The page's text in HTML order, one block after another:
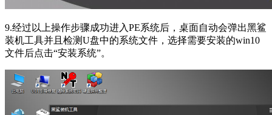
9.经过以上操作步骤成功进入PE系统后，桌面自动会弹出黑鲨
装机工具并且检测U盘中的系统文件，选择需要安装的win10
文件后点击“安装系统”。